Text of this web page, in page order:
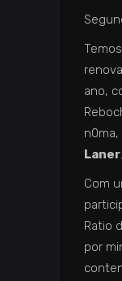
ano,
n0ma,
Laner.
Com
Ratio
por